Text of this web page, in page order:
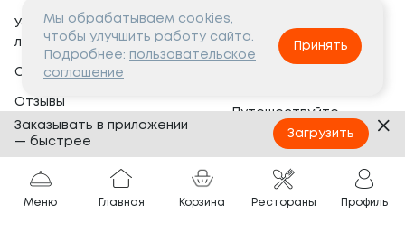
Условия программы
лояльности
Сертификаты
Отзывы
Банкеты
Вопросы и ответы
Вакансии
Социальная жизнь
Путешествуйте
с ТОКИО-CITY
Партнёрам
Франшиза
Меню Главная Корзина Рестораны Профиль
Мы обрабатываем cookies,
чтобы улучшить работу сайта.
Подробнее: пользовательское
соглашение
Принять
Заказывать в приложении
— быстрее
Загрузить